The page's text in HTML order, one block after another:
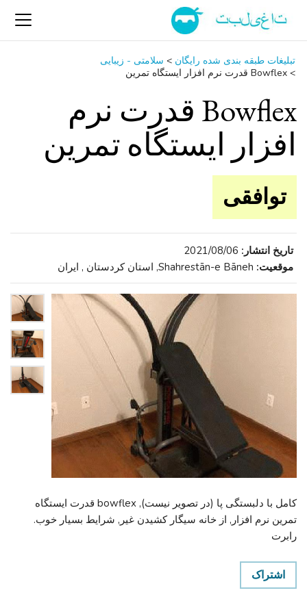
تبلیغات طبقه بندی شده رایگان > سلامتی - زیبایی
> Bowflex قدرت نرم افزار ایستگاه تمرین
Bowflex قدرت نرم
افزار ایستگاه تمرین
توافقی
تاریخ انتشار: 2021/08/06
موقعیت: Shahrestān-e Bāneh, استان کردستان , ایران
کامل با دلبستگی پا (در تصویر نیست), bowflex قدرت ایستگاه
تمرین نرم افزار, از خانه سیگار کشیدن غیر, شرایط بسیار خوب.
رابرت
اشتراک